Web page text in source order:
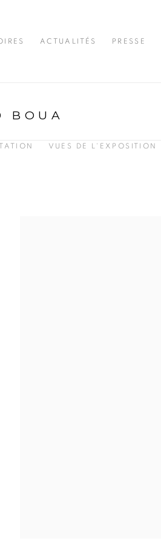
ACTUALITÉS PRESSE
BOUA
VUES DE L'EXPOSITION